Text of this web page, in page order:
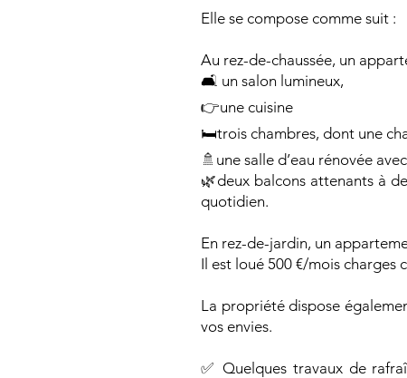
Elle se compose comme suit :
Au rez-de-chaussée, un
🛋️ un salon lumineux,
👉une cuisine
🛏️trois chambres, dont une
🚿une salle d’eau rénovée
🌿deux balcons attenants à
quotidien.
En rez-de-jardin, un
Il est loué 500 €/mois charges
La propriété dispose
vos envies.
✅ Quelques travaux de